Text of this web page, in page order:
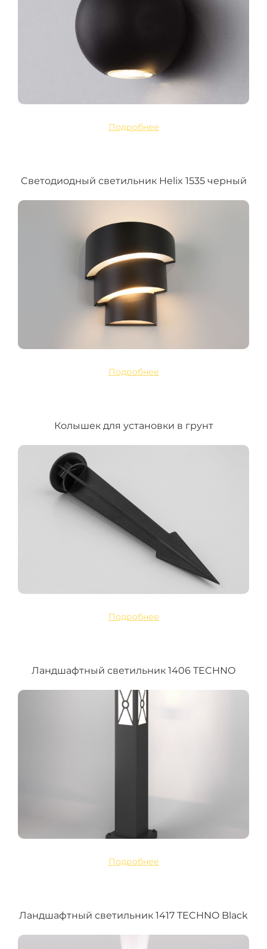
Подробнее
Cветодиодный светильник Helix 1535 черный
Подробнее
Колышек для установки в грунт
Подробнее
Ландшафтный светильник 1406 TECHNO
Подробнее
Ландшафтный светильник 1417 TECHNO Black